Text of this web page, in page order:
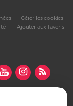
Gérer les cookies
Ajouter aux favoris